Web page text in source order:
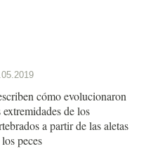
cómo evolucionaron
extremidades de los
a partir de las aletas
peces